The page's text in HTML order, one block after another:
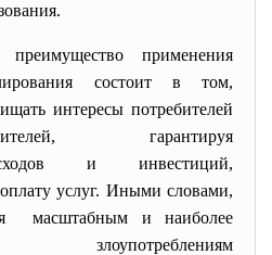
применения
состоит в том,
интересы потребителей
гарантируя
и инвестиций,
услуг. Иными словами,
масштабным и наиболее